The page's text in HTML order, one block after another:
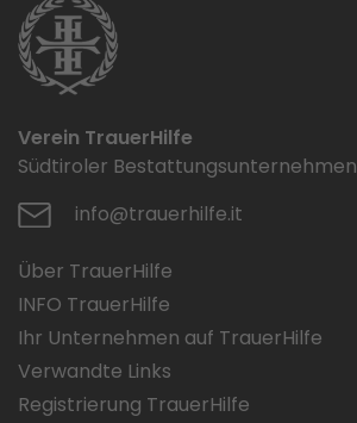
Verein TrauerHilfe
Südtiroler Bestattungsunternehmen
info@trauerhilfe.it
Über TrauerHilfe
INFO TrauerHilfe
Ihr Unternehmen auf TrauerHilfe
Verwandte Links
Registrierung TrauerHilfe